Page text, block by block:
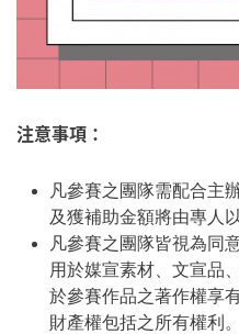
注意事項：
凡參賽之團隊需配合主
及獲補助金額將由專人
凡參賽之團隊皆視為同
用於媒宣素材、文宣品
於參賽作品之著作權享
財產權包括之所有權利。